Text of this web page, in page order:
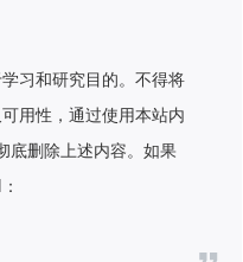
习和研究目的。不得将
用性，通过使用本站内
底删除上述内容。如果